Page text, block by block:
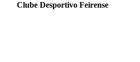
Clube Desportivo Feirense